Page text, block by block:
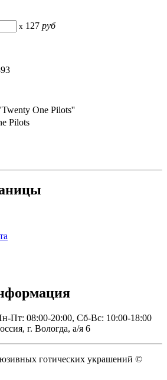
x 127 руб
One Pilots''
Pilots
Пт: 08:00-20:00, Сб-Вс: 10:00-18:00
г. Вологда, а/я 6
готических украшений ©